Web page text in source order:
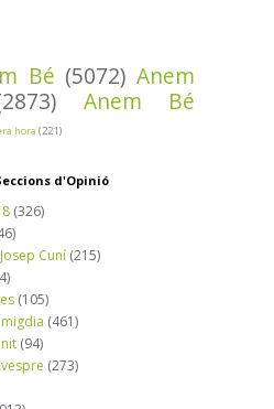
Bé (5072) Anem
Anem Bé
hora (221)
d'Opinió
(326)
Cuní (215)
(105)
(461)
(94)
(273)